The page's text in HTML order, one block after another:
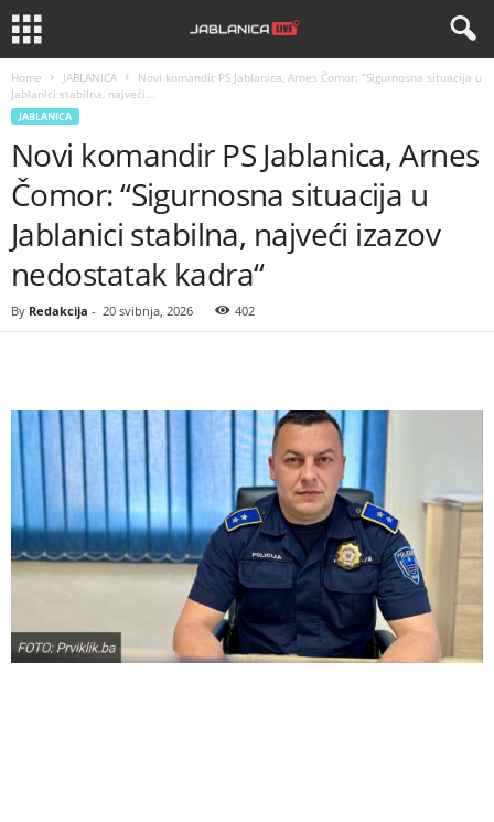
Home JABLANICA
Novi komandir PS Jablanica, Arnes Čomor: “Sigurnosna situacija u
Jablanici stabilna, najveći...
JABLANICA
Novi komandir PS Jablanica, Arnes
Čomor: “Sigurnosna situacija u
Jablanici stabilna, najveći izazov
nedostatak kadra“
By Redakcija - 20 svibnja, 2026 402